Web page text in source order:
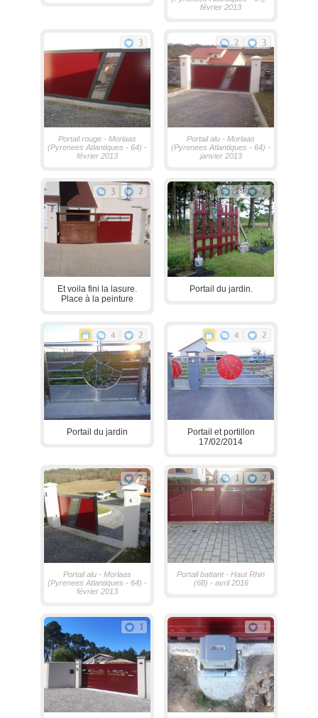
février 2013
3
Portail rouge - Morlaas
(Pyrenees Atlantiques - 64) -
février 2013
2 3
Portail alu - Morlaas
(Pyrenees Atlantiques - 64) -
janvier 2013
3 2
Et voila fini la lasure.
Place à la peinture
1 2
Portail du jardin.
4 2
Portail du jardin
4 2
Portail et portillon
17/02/2014
2
Portail alu - Morlaas
(Pyrenees Atlantiques - 64) -
février 2013
1 2
Portail battant - Haut Rhin
(68) - avril 2016
1 1